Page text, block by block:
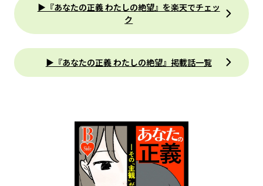
▶『あなたの正義 わたしの絶望』を楽天でチェッ
ク
▶『あなたの正義 わたしの絶望』掲載話一覧